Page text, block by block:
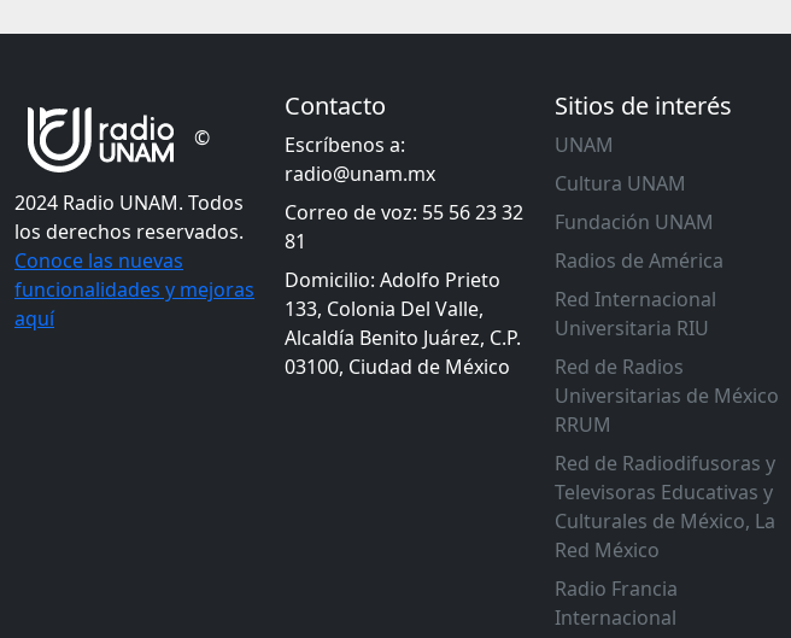
©
2024 Radio UNAM. Todos
los derechos reservados.
Conoce las nuevas
funcionalidades y mejoras
aquí
Contacto
Escríbenos a:
radio@unam.mx
Correo de voz: 55 56 23 32
81
Domicilio: Adolfo Prieto
133, Colonia Del Valle,
Alcaldía Benito Juárez, C.P.
03100, Ciudad de México
Sitios de interés
UNAM
Cultura UNAM
Fundación UNAM
Radios de América
Red Internacional
Universitaria RIU
Red de Radios
Universitarias de México
RRUM
Red de Radiodifusoras y
Televisoras Educativas y
Culturales de México, La
Red México
Radio Francia
Internacional